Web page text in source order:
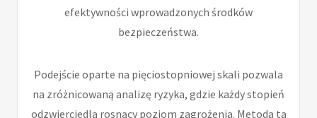
efektywności wprowadzonych środków
bezpieczeństwa.
Podejście oparte na pięciostopniowej skali pozwala
na zróżnicowaną analizę ryzyka, gdzie każdy stopień
odzwierciedla rosnący poziom zagrożenia. Metoda ta